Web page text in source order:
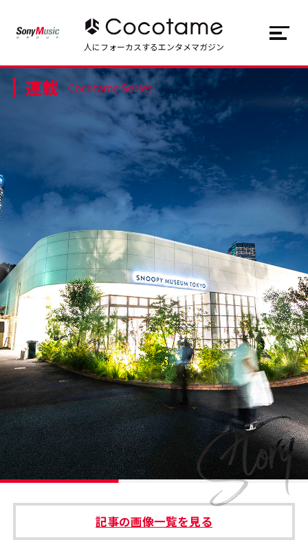
トップ Top
記事一覧 Articles
連載一覧 Series
Cocotameとは About
#エンタメ業界のちょっといい話
#サステナブルな取り組み #スタッフが語る
#リクルート
運営会社 プライバシーポリシー
本サイトご利用にあたって Cookie Settings
JP EN
人にフォーカスするエンタメマガジン
連載 Cocotame Series
記事の画像一覧を見る